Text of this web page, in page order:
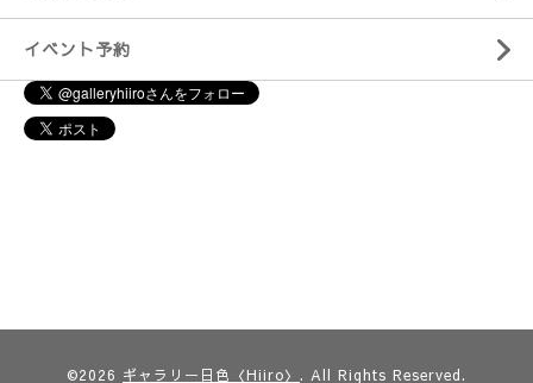
イベント予約
©2026 ギャラリー日色〈Hiiro〉 . All Rights Reserved.